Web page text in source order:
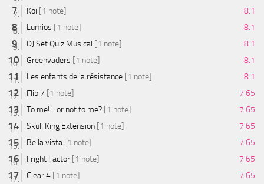
Koi [1 note]
8.1
Lumios [1 note]
8.1
DJ Set Quiz Musical [1 note]
8.1
Greenvaders [1 note]
8.1
Les enfants de la résistance [1 note]
8.1
Flip 7 [1 note]
7.65
To me! ...or not to me? [1 note]
7.65
Skull King Extension [1 note]
7.65
Bella vista [1 note]
7.65
Fright Factor [1 note]
7.65
Clear 4 [1 note]
7.65